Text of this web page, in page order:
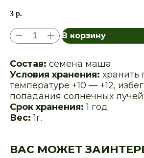
3 р.
В корзину
Состав: семена маша
Условия хранения: хранить
температуре +10 — +12,
попадания солнечных лучей.
Срок хранения:1 год
Вес:1г.
ВАС МОЖЕТ